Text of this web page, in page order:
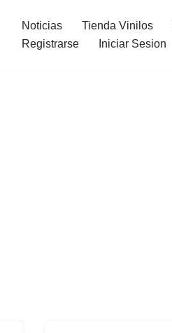
Noticias Tienda Vinilos
Registrarse
Iniciar Sesion